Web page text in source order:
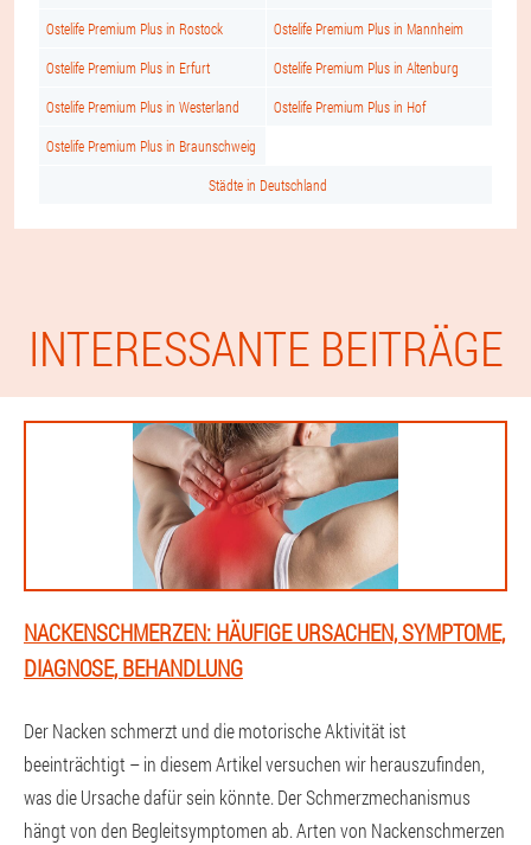
Ostelife Premium Plus in Rostock Ostelife Premium Plus in Mannheim
Ostelife Premium Plus in Erfurt Ostelife Premium Plus in Altenburg
Ostelife Premium Plus in Westerland Ostelife Premium Plus in Hof
Ostelife Premium Plus in Braunschweig
Städte in Deutschland
INTERESSANTE BEITRÄGE
NACKENSCHMERZEN: HÄUFIGE URSACHEN, SYMPTOME,
DIAGNOSE, BEHANDLUNG
Der Nacken schmerzt und die motorische Aktivität ist
beeinträchtigt – in diesem Artikel versuchen wir herauszufinden,
was die Ursache dafür sein könnte. Der Schmerzmechanismus
hängt von den Begleitsymptomen ab. Arten von Nackenschmerzen